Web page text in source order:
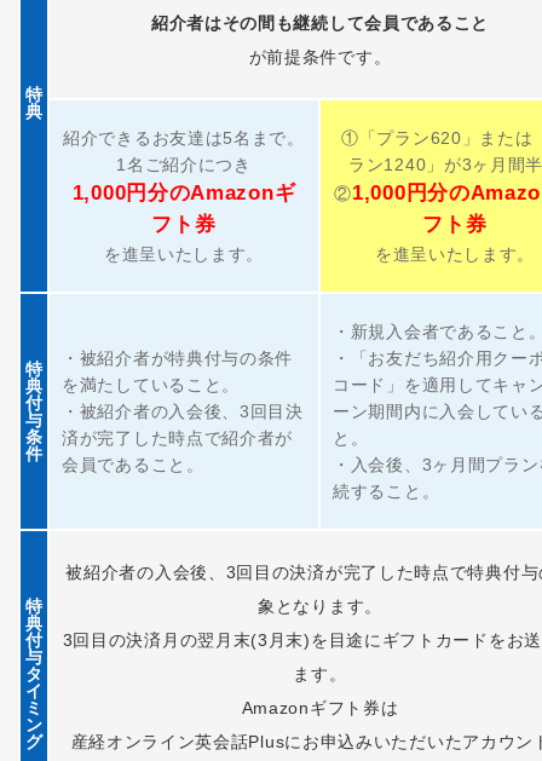
特
典
紹介者はその間も継続して会員であること
が前提条件です。
紹介できるお友達は5名まで。
1名ご紹介につき
1,000円分のAmazonギ
フト券
を進呈いたします。
①「プラン620」または
ラン1240」が3ヶ月間
②1,000円分の
フト券
を進呈いたします。
特
典
付
与
条
件
・被紹介者が特典付与の条件
を満たしていること。
・被紹介者の入会後、3回目決
済が完了した時点で紹介者が
会員であること。
・新規入会者であること
・「お友だち紹介用クー
コード」を適用してキャ
ーン期間内に入会してい
と。
・入会後、3ヶ月間プラ
続すること。
特
典
付
与
タ
イ
ミ
ン
グ
被紹介者の入会後、3回目の決済が完了した時点で特典付
象となります。
3回目の決済月の翌月末(3月末)を目途にギフトカードをお
ます。
Amazonギフト券は
産経オンライン英会話Plusにお申込みいただいたアカウン